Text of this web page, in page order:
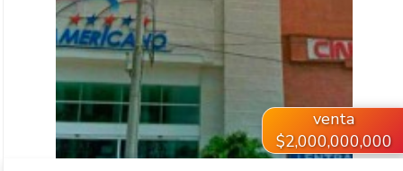
VER INMUEBLE
venta
$2,000,000,000